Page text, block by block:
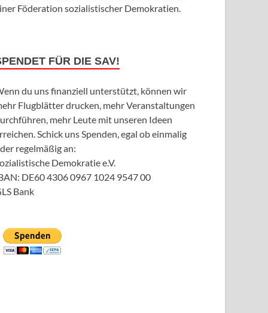
Föderation sozialistischer Demokratien.
FÜR DIE SAV!
du uns finanziell unterstützt, können wir
Flugblätter drucken, mehr Veranstaltungen
mehr Leute mit unseren Ideen
Schick uns Spenden, egal ob einmalig
regelmäßig an:
Demokratie e.V.
DE60 4306 0967 1024 9547 00
Bank